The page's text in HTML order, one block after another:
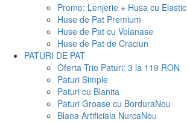
Promo: Lenjerie + Husa cu Elastic
Huse de Pat Premium
Huse de Pat cu Volanase
Huse de Pat de Craciun
PATURI DE PAT
Oferta Trio Paturi: 3 la 119 RON
Paturi Simple
Paturi cu Blanita
Paturi Groase cu BorduraNou
Blana Artificiala NurcaNou